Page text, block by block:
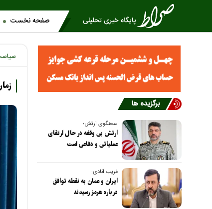
صفحه نخست
برگزیده ها
سخنگوی ارتش؛
ارتش بی وقفه در حال ارتقای
عملیاتی و دفاعی است
غریب آبادی:
ایران و عمان به نقطه توافق
درباره هرمز رسیدند